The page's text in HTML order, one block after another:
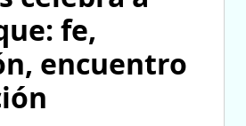
fe,
encuentro